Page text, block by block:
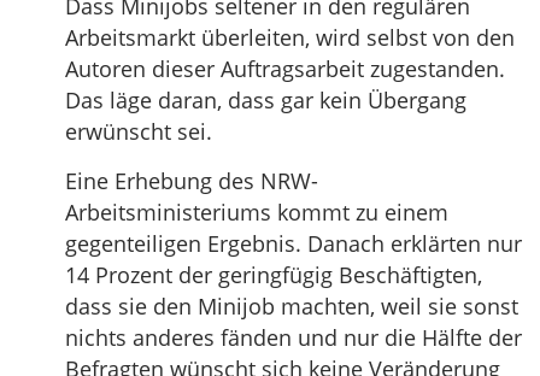
Arbeitsmarkt überleiten, wird selbst von den
Autoren dieser Auftragsarbeit zugestanden.
Das läge daran, dass gar kein Übergang
erwünscht sei.
Eine Erhebung des NRW-
Arbeitsministeriums kommt zu einem
gegenteiligen Ergebnis. Danach erklärten nur
14 Prozent der geringfügig Beschäftigten,
dass sie den Minijob machten, weil sie sonst
nichts anderes fänden und nur die Hälfte der
Befragten wünscht sich keine Veränderung